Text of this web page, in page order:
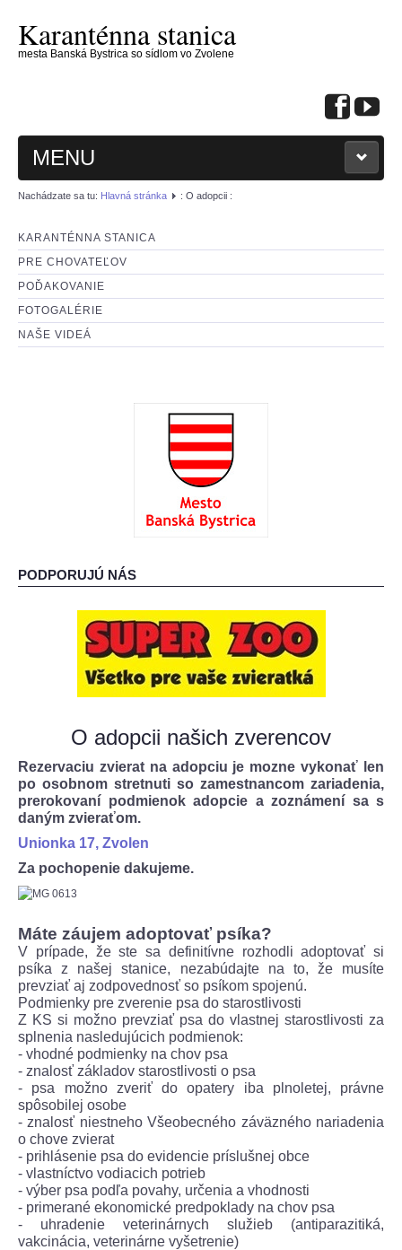
Karanténna stanica
mesta Banská Bystrica so sídlom vo Zvolene
MENU
: KONTAKTUJTE NÁS :
: PSÍKOVIA NA ADOPCIU :
: AKO MÔŽETE POMÔCŤ? :
Nachádzate sa tu: Hlavná stránka : O adopcii :
KARANTÉNNA STANICA
PRE CHOVATEĽOV
POĎAKOVANIE
FOTOGALÉRIE
NAŠE VIDEÁ
PODPORUJÚ NÁS
O adopcii našich zverencov
Rezervaciu zvierat na adopciu je mozne vykonať len
po osobnom stretnuti so zamestnancom zariadenia,
prerokovaní podmienok adopcie a zoznámení sa s
daným zvieraťom.
Unionka 17, Zvolen
Za pochopenie dakujeme.
Máte záujem adoptovať psíka?
V prípade, že ste sa definitívne rozhodli adoptovať si
psíka z našej stanice, nezabúdajte na to, že musíte
prevziať aj zodpovednosť so psíkom spojenú.
Podmienky pre zverenie psa do starostlivosti
Z KS si možno prevziať psa do vlastnej starostlivosti za
splnenia nasledujúcich podmienok:
- vhodné podmienky na chov psa
- znalosť základov starostlivosti o psa
- psa možno zveriť do opatery iba plnoletej, právne
spôsobilej osobe
- znalosť niestneho Všeobecného záväzného nariadenia
o chove zvierat
- prihlásenie psa do evidencie príslušnej obce
- vlastníctvo vodiacich potrieb
- výber psa podľa povahy, určenia a vhodnosti
- primerané ekonomické predpoklady na chov psa
- uhradenie veterinárnych služieb (antiparazitiká,
vakcinácia, veterinárne vyšetrenie)